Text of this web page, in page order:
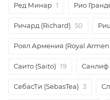
Ред Минар 1 Рио
Ричард (Richard) 50
Роял Армения (Royal
Саито (Saito) 19 Санлиф
СебасТи (SebasTea) 3